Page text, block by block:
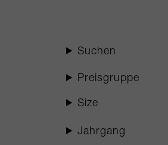
Suchen
Preisgruppe
Size
Jahrgang